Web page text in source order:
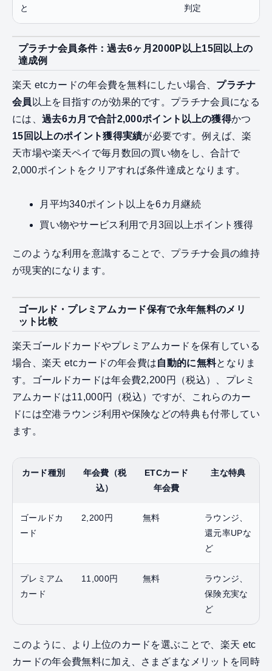
と 判定
プラチナ会員条件：過去6ヶ月2000P以上15回以上の
達成例
楽天 etcカードの年会費を無料にしたい場合、 プラチナ
会員 以上を目指すのが効果的です。プラチナ会員になる
には、 過去6カ月で合計2,000ポイント以上の獲得かつ
15回以上のポイント獲得実績が必要です。例えば、楽
天市場や楽天ペイで毎月数回の買い物をし、合計で
2,000ポイントをクリアすれば条件達成となります。
月平均340ポイント以上を6カ月継続
買い物やサービス利用で月3回以上ポイント獲得
このような利用を意識することで、プラチナ会員の維持
が現実的になります。
ゴールド・プレミアムカード保有で永年無料のメリ
ット比較
楽天ゴールドカードやプレミアムカードを保有している
場合、楽天 etcカードの年会費は自動的に無料となりま
す。ゴールドカードは年会費2,200円（税込）、プレミ
アムカードは11,000円（税込）ですが、これらのカー
ドには空港ラウンジ利用や保険などの特典も付帯してい
ます。
カード種別
年会費（税
込）
ETCカード
年会費
主な特典
ゴールドカ
ード
2,200円 無料
ラウンジ、
還元率UPな
ど
プレミアム
カード
11,000円 無料
ラウンジ、
保険充実な
ど
このように、より上位のカードを選ぶことで、楽天 etc
カードの年会費無料に加え、さまざまなメリットを同時